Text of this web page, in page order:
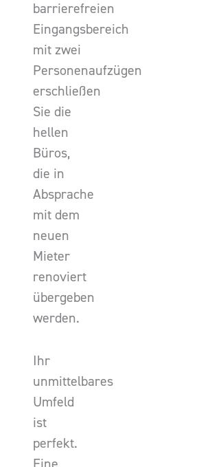
barrierefreien
Eingangsbereich
mit zwei
Personenaufzügen
erschließen
Sie die
hellen
Büros,
die in
Absprache
mit dem
neuen
Mieter
renoviert
übergeben
werden.
Ihr
unmittelbares
Umfeld
ist
perfekt.